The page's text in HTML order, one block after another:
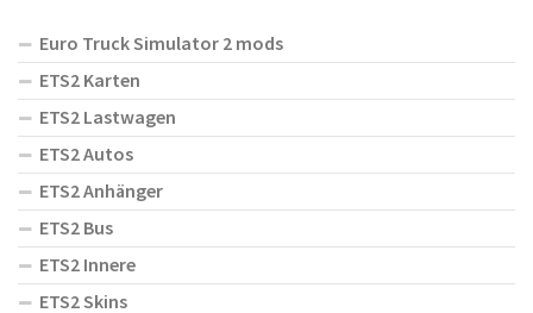
Euro Truck Simulator 2 mods
ETS2 Karten
ETS2 Lastwagen
ETS2 Autos
ETS2 Anhänger
ETS2 Bus
ETS2 Innere
ETS2 Skins